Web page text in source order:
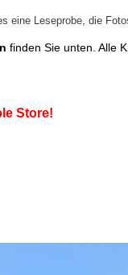
eine Leseprobe, die
finden Sie unten. Alle
Store!